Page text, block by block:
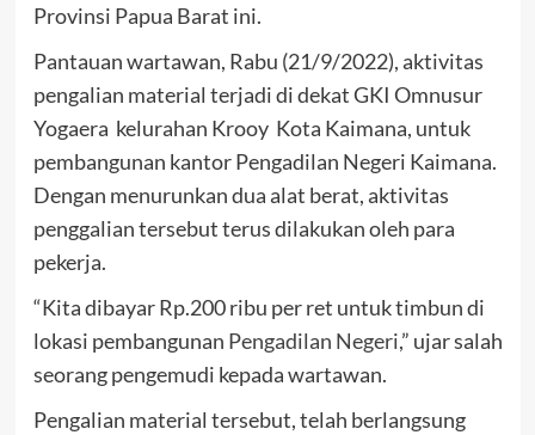
Provinsi Papua Barat ini.
Pantauan wartawan, Rabu (21/9/2022), aktivitas
pengalian material terjadi di dekat GKI Omnusur
Yogaera kelurahan Krooy Kota Kaimana, untuk
pembangunan kantor Pengadilan Negeri Kaimana.
Dengan menurunkan dua alat berat, aktivitas
penggalian tersebut terus dilakukan oleh para
pekerja.
“Kita dibayar Rp.200 ribu per ret untuk timbun di
lokasi pembangunan Pengadilan Negeri,” ujar salah
seorang pengemudi kepada wartawan.
Pengalian material tersebut, telah berlangsung